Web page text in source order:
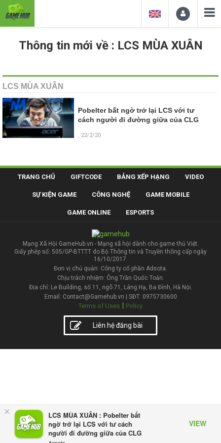
×
LCS MÙA XUÂN : Pobelter bất
ngờ trở lại LCS với tư cách
người đi đường giữa của CLG
VIEW
Thông tin mới về : LCS MÙA XUÂN
LCS MÙA XUÂN
Pobelter bất ngờ trở lại LCS với tư
cách người đi đường giữa của CLG
, 22/2/20
TRANG CHỦ GIFTCODE BẢNG XẾP HẠNG VIDEO
SỰ KIỆN GAME CÔNG NGHỆ GAME MOBILE
GAME ONLINE ESPORTS
Mạng Xã Hội GameHub.vn - Mạng xã hội dành cho game thủ Việt.
Giấy phép số: 505/GP-BTTTT do Bộ Thông tin và Truyền thông cấp ngày
16/10/2017.
Đơn vị chủ quản: Công ty cổ phần Adsota.
Chịu trách nhiệm: Ông Trần Quốc Toản.
Địa chỉ: Le Building, số 11, ngõ 71, Láng Hạ, Ba Đình, Hà Nội.
Email: Contact@Gamehub.vn | SĐT: 0975730600
Terms of Uses | Policy
Liên hệ đăng bài